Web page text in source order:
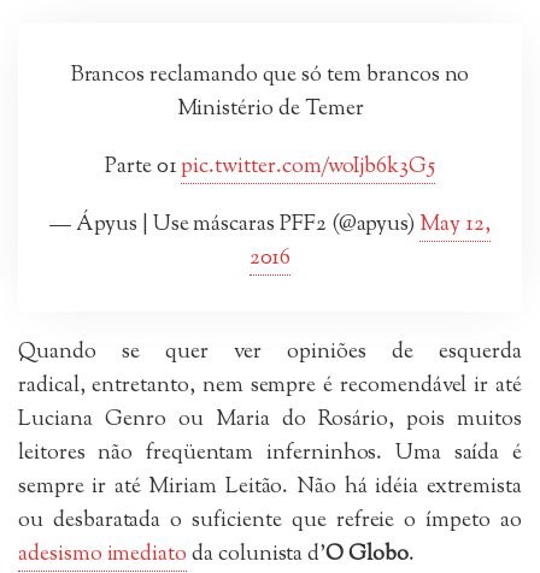
Brancos reclamando que só tem brancos no
Ministério de Temer
Parte 01pic.twitter.com/woIjb6k3G5
— Ápyus | Use máscaras PFF2 (@apyus) May 12,
2016
Quando se quer ver opiniões de esquerda
radical, entretanto, nem sempre é recomendável ir até
Luciana Genro ou Maria do Rosário, pois muitos
leitores não freqüentam inferninhos. Uma saída é
sempre ir até Miriam Leitão. Não há idéia extremista
ou desbaratada o suficiente que refreie o ímpeto ao
adesismo imediatoda colunista d’O Globo.